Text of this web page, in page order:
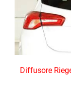
Diffusore